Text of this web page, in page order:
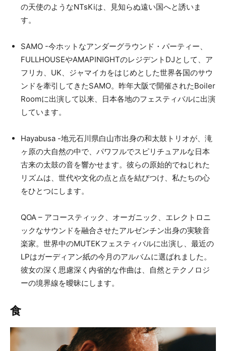
の天使のようなNTsKiは、見知らぬ遠い国へと誘いま
す。
SAMO -今ホットなアンダーグラウンド・パーティー、
FULLHOUSEやAMAPINIGHTのレジデントDJとして、ア
フリカ、UK、ジャマイカをはじめとした世界各国のサウ
ンドを牽引してきたSAMO。昨年大阪で開催されたBoiler
Roomに出演して以来、日本各地のフェスティバルに出演
しています。
Hayabusa -地元石川県白山市出身の和太鼓トリオが、滝
ヶ原の大自然の中で、パワフルでスピリチュアルな日本
古来の太鼓の音を響かせます。彼らの原始的でねじれた
リズムは、世代や文化の点と点を結びつけ、私たちの心
をひとつにします。
QOA – アコースティック、オーガニック、エレクトロニ
ックなサウンドを融合させたアルゼンチン出身の実験音
楽家。世界中のMUTEKフェスティバルに出演し、最近の
LPはガーディアン紙の今月のアルバムに選ばれました。
彼女の深く思慮深く内省的な作曲は、自然とテクノロジ
ーの境界線を曖昧にします。
食